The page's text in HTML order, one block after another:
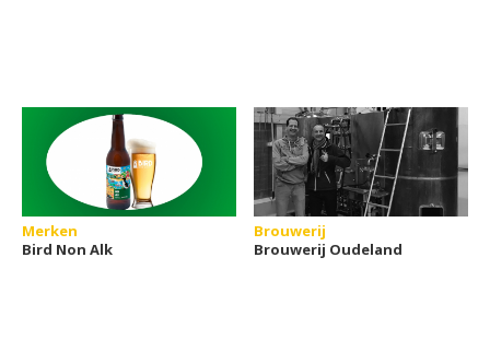
Merken
Bird Non Alk
Brouwerij
Brouwerij Oudeland